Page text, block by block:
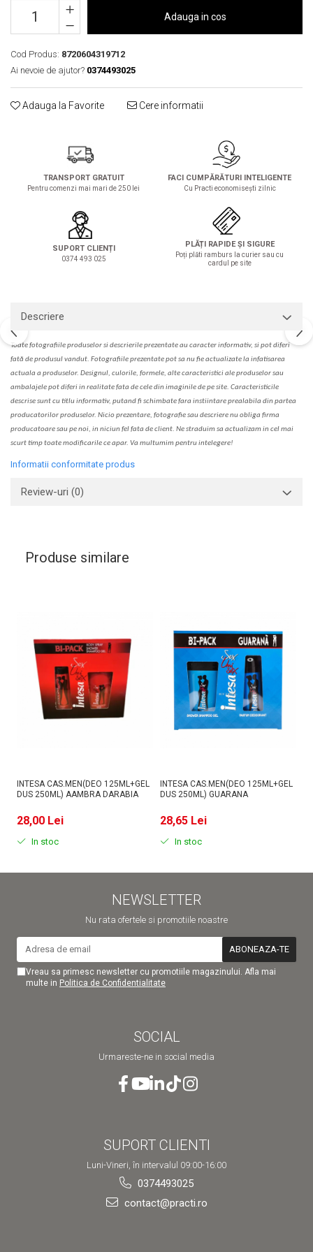
Solutie de indepartat rugina si
pentru par, masca de par
Vata demachianta
Adauga in cos
Cod Produs: 8720604319712
Ai nevoie de ajutor? 0374493025
Adauga la Favorite Cere informatii
TRANSPORT GRATUIT
Pentru comenzi mai mari de 250 lei
FACI CUMPĂRĂTURI INTELIGENTE
Cu Practi economisești zilnic
SUPORT CLIENȚI
0374 493 025
PLĂȚI RAPIDE ȘI SIGURE
Poți plăti ramburs la curier sau cu
cardul pe site
Descriere
Toate fotografiile produselorsidescrierileprezentate au caracter informativ, si pot diferi
fată de produsul vandut. Fotografiile prezentate pot sa nu fie actualizate la infatisarea
actuala a produselor. Designul, culorile, formele, alte caracteristici ale produselor sau
ambalajele pot diferi in realitate fata de cele din imaginile de pe site. Caracteristicile
descrise sunt cu titlu informativ, putand fi schimbate fara instiintare prealabila din partea
producatorilor produselor. Nicio prezentare, fotografie sau descriere nu obliga firma
producatoare sau pe noi, in niciun fel fata de client. Ne straduim sa actualizam in cel mai
scurt timp toate modificarile ce apar. Va multumim pentru intelegere!
Informatii conformitate produs
Review-uri (0)
Produse similare
INTESA CAS.MEN(DEO 125ML+GEL
DUS 250ML) AAMBRA DARABIA
28,00 Lei
In stoc
INTESA CAS.MEN(DEO 125ML+GEL
DUS 250ML) GUARANA
28,65 Lei
In stoc
NEWSLETTER
Nu rata ofertele si promotiile noastre
Vreau sa primesc newsletter cu promotiile magazinului. Afla mai
multe in Politica de Confidentialitate
SOCIAL
Urmareste-ne in social media
SUPORT CLIENTI
Luni-Vineri, în intervalul 09:00-16:00
0374493025
contact@practi.ro